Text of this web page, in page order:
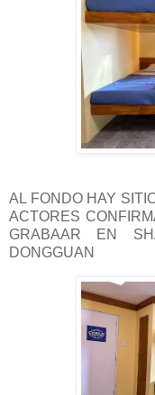
AL FONDO HAY
ACTORES
GRABAAR EN
DONGGUAN